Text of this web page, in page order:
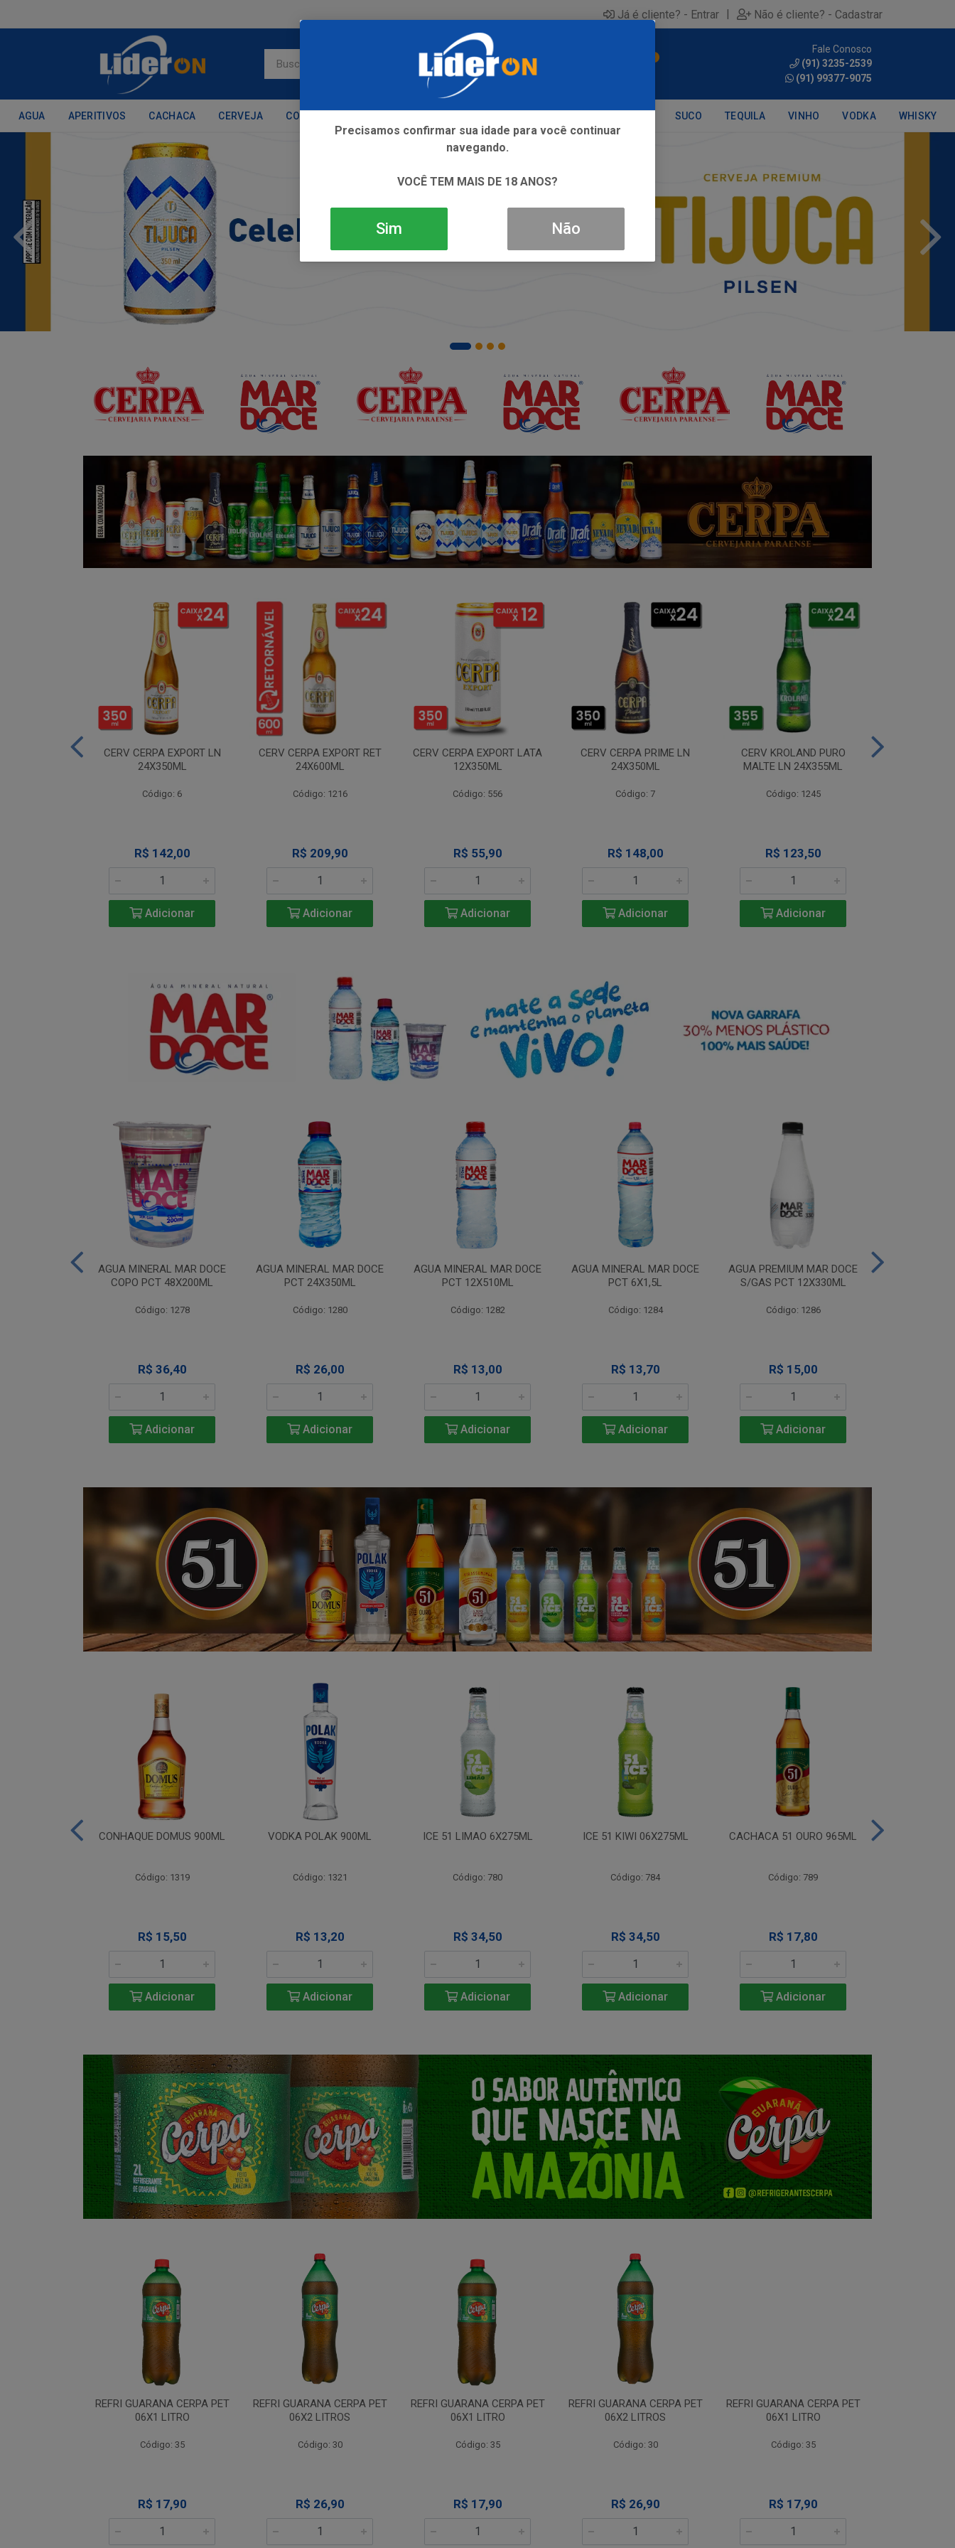
Já é cliente? - Entrar | Não é cliente? - Cadastrar
Fale Conosco
(91) 3235-2539
(91) 99377-9075
AGUA APERITIVOS CACHACA CERVEJA CONHAQUE SUCO TEQUILA VINHO VODKA WHISKY
CERV CERPA EXPORT LN
24X350ML
Código: 6
R$ 142,00
Adicionar
CERV CERPA EXPORT RET
24X600ML
Código: 1216
R$ 209,90
Adicionar
CERV CERPA EXPORT LATA
12X350ML
Código: 556
R$ 55,90
Adicionar
CERV CERPA PRIME LN
24X350ML
Código: 7
R$ 148,00
Adicionar
CERV KROLAND PURO
MALTE LN 24X355ML
Código: 1245
R$ 123,50
Adicionar
AGUA MINERAL MAR DOCE
COPO PCT 48X200ML
Código: 1278
R$ 36,40
Adicionar
AGUA MINERAL MAR DOCE
PCT 24X350ML
Código: 1280
R$ 26,00
Adicionar
AGUA MINERAL MAR DOCE
PCT 12X510ML
Código: 1282
R$ 13,00
Adicionar
AGUA MINERAL MAR DOCE
PCT 6X1,5L
Código: 1284
R$ 13,70
Adicionar
AGUA PREMIUM MAR DOCE
S/GAS PCT 12X330ML
Código: 1286
R$ 15,00
Adicionar
CONHAQUE DOMUS 900ML
Código: 1319
R$ 15,50
Adicionar
VODKA POLAK 900ML
Código: 1321
R$ 13,20
Adicionar
ICE 51 LIMAO 6X275ML
Código: 780
R$ 34,50
Adicionar
ICE 51 KIWI 06X275ML
Código: 784
R$ 34,50
Adicionar
CACHACA 51 OURO 965ML
Código: 789
R$ 17,80
Adicionar
REFRI GUARANA CERPA PET
06X1 LITRO
Código: 35
R$ 17,90
REFRI GUARANA CERPA PET
06X2 LITROS
Código: 30
R$ 26,90
REFRI GUARANA CERPA PET
06X1 LITRO
Código: 35
R$ 17,90
REFRI GUARANA CERPA PET
06X2 LITROS
Código: 30
R$ 26,90
REFRI GUARANA CERPA PET
06X1 LITRO
Código: 35
R$ 17,90
Precisamos confirmar sua idade para você continuar
navegando.
VOCÊ TEM MAIS DE 18 ANOS?
Sim Não